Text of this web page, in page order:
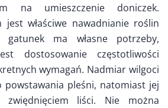
na umieszczenie doniczek.
jest właściwe nawadnianie roślin
gatunek ma własne potrzeby,
dostosowanie częstotliwości
wymagań. Nadmiar wilgoci
powstawania pleśni, natomiast jej
zwiędnięciem liści. Nie można